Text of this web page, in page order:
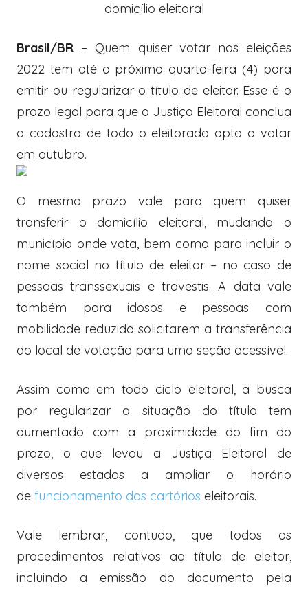
domicílio eleitoral
Brasil/BR – Quem quiser votar nas eleições
2022 tem até a próxima quarta-feira (4) para
emitir ou regularizar o título de eleitor. Esse é o
prazo legal para que a Justiça Eleitoral conclua
o cadastro de todo o eleitorado apto a votar
em outubro.
O mesmo prazo vale para quem quiser
transferir o domicílio eleitoral, mudando o
município onde vota, bem como para incluir o
nome social no título de eleitor – no caso de
pessoas transsexuais e travestis. A data vale
também para idosos e pessoas com
mobilidade reduzida solicitarem a transferência
do local de votação para uma seção acessível.
Assim como em todo ciclo eleitoral, a busca
por regularizar a situação do título tem
aumentado com a proximidade do fim do
prazo, o que levou a Justiça Eleitoral de
diversos estados a ampliar o horário
de funcionamento dos cartórios eleitorais.
Vale lembrar, contudo, que todos os
procedimentos relativos ao título de eleitor,
incluindo a emissão do documento pela